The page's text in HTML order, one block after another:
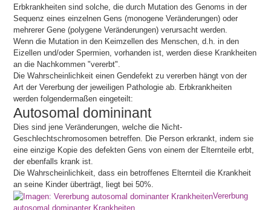
Erbkrankheiten sind solche, die durch Mutation des Genoms in der
Sequenz eines einzelnen Gens (monogene Veränderungen) oder
mehrerer Gene (polygene Veränderungen) verursacht werden.
Wenn die Mutation in den Keimzellen des Menschen, d.h. in den
Eizellen und/oder Spermien, vorhanden ist, werden diese Krankheiten
an die Nachkommen "vererbt".
Die Wahrscheinlichkeit einen Gendefekt zu vererben hängt von der
Art der Vererbung der jeweiligen Pathologie ab. Erbkrankheiten
werden folgendermaßen eingeteilt:
Autosomal domininant
Dies sind jene Veränderungen, welche die Nicht-
Geschlechtschromosomen betreffen. Die Person erkrankt, indem sie
eine einzige Kopie des defekten Gens von einem der Elternteile erbt,
der ebenfalls krank ist.
Die Wahrscheinlichkeit, dass ein betroffenes Elternteil die Krankheit
an seine Kinder überträgt, liegt bei 50%.
Vererbung
autosomal dominanter Krankheiten